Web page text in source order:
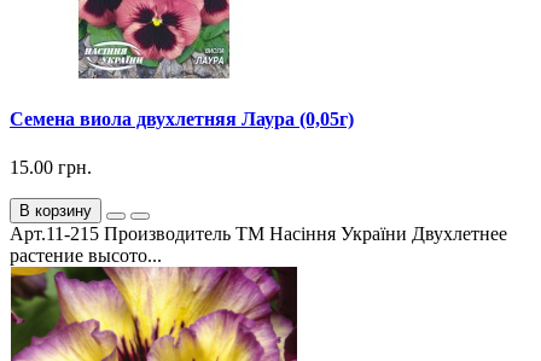
Семена виола двухлетняя Лаура (0,05г)
15.00 грн.
В корзину
Арт.11-215 Производитель ТМ Насіння України Двухлетнее
растение высото...